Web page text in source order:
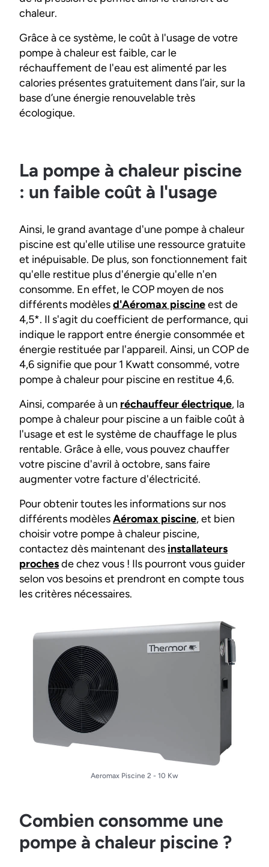
chaleur.
Grâce à ce système, le coût à l'usage de votre
pompe à chaleur est faible, car le
réchauffement de l'eau est alimenté par les
calories présentes gratuitement dans l’air, sur la
base d’une énergie renouvelable très
écologique.
La pompe à chaleur piscine
: un faible coût à l'usage
Ainsi, le grand avantage d'une pompe à chaleur
piscine est qu'elle utilise une ressource gratuite
et inépuisable. De plus, son fonctionnement fait
qu'elle restitue plus d'énergie qu'elle n'en
consomme. En effet, le COP moyen de nos
différents modèlesd'Aéromax piscineest de
4,5*. Il s'agit du coefficient de performance, qui
indique le rapport entre énergie consommée et
énergie restituée par l'appareil. Ainsi, un COP de
4,6 signifie que pour 1 Kwatt consommé, votre
pompe à chaleur pour piscine en restitue 4,6.
Ainsi, comparée à un réchauffeur électrique, la
pompe à chaleur pour piscine a un faible coût à
l'usage et est le système de chauffage le plus
rentable. Grâce à elle, vous pouvez chauffer
votre piscine d'avril à octobre, sans faire
augmenter votre facture d'électricité.
Pour obtenir toutes les informations sur nos
différents modèlesAéromax piscine, et bien
choisir votre pompe à chaleur piscine,
contactez dès maintenant des installateurs
prochesde chez vous ! Ils pourront vous guider
selon vos besoins et prendront en compte tous
les critères nécessaires.
Aeromax Piscine 2 - 10 Kw
Combien consomme une
pompe à chaleur piscine ?